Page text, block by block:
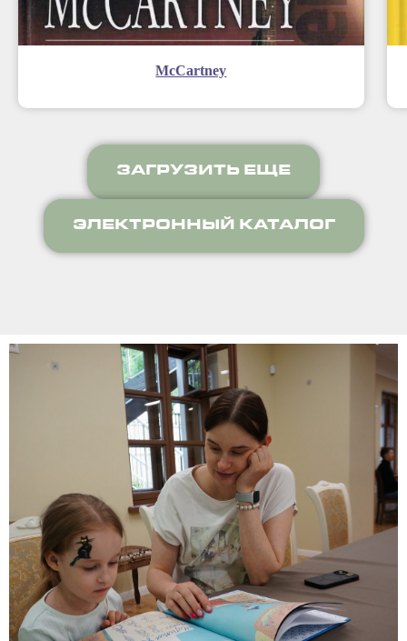
McCartney
ЗАГРУЗИТЬ ЕЩЕ
ЭЛЕКТРОННЫЙ КАТАЛОГ